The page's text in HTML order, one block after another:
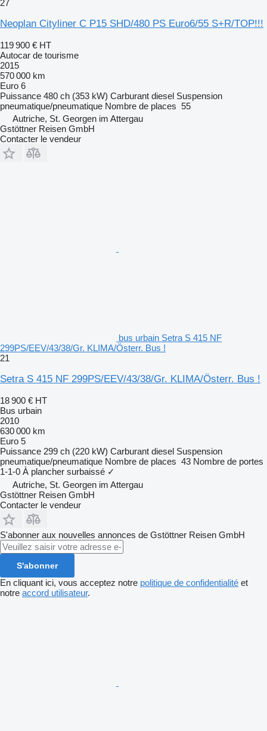
27
Neoplan Cityliner C P15 SHD/480 PS Euro6/55 S+R/TOP!!!
119 900 € HT
Autocar de tourisme
2015
570 000 km
Euro 6
Puissance 480 ch (353 kW) Carburant diesel Suspension
pneumatique/pneumatique Nombre de places 55
Autriche, St. Georgen im Attergau
Gstöttner Reisen GmbH
Contacter le vendeur
bus urbain Setra S 415 NF
299PS/EEV/43/38/Gr. KLIMA/Österr. Bus !
21
Setra S 415 NF 299PS/EEV/43/38/Gr. KLIMA/Österr. Bus !
18 900 € HT
Bus urbain
2010
630 000 km
Euro 5
Puissance 299 ch (220 kW) Carburant diesel Suspension
pneumatique/pneumatique Nombre de places 43 Nombre de portes
1-1-0 À plancher surbaissé ✓
Autriche, St. Georgen im Attergau
Gstöttner Reisen GmbH
Contacter le vendeur
S'abonner aux nouvelles annonces de Gstöttner Reisen GmbH
S'abonner
En cliquant ici, vous acceptez notre politique de confidentialité et
notre accord utilisateur.